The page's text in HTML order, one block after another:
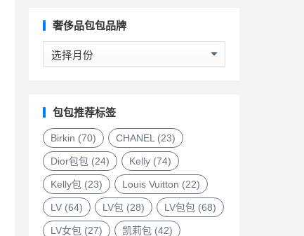
奢侈品包包品牌
奢
侈
包
品
牌
包包推荐标签
Birkin (70) CHANEL(23)
Dior包包 (24) Kelly (74)
Kelly包 (23) Louis Vuitton (22)
LV (64) LV包 (28) LV包包 (68)
LV女包 (27) 凯莉包 (42)